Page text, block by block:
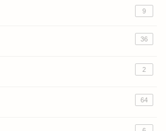
9
36
2
64